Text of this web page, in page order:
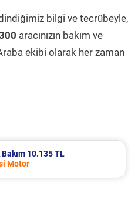
bilgi ve tecrübeyle,
aracınızın bakım ve
ekibi olarak her zaman
10.135 TL
Motor